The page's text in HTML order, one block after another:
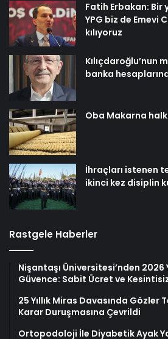
Fatih Erbakan: Bir
YPG biz de Emevi
kılıyoruz
Kılıçdaroğlu’nun
banka
Oba Makarna
İhraçları istenen
ikinci kez disiplin
Rastgele Haberler
Nişantaşı Üniversitesi’nden 2026
Güvence: Sabit Ücret ve
25 Yıllık Miras Davasında Gözler
Karar Duruşmasına Çevrildi
Ortopodoloji İle Diyabetik Ayak